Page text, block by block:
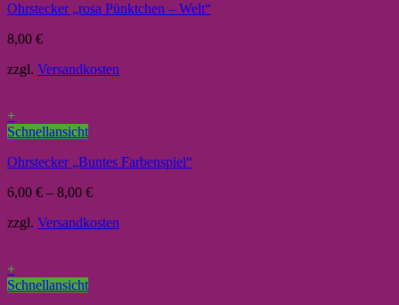
Ohrstecker „rosa Pünktchen – Welt“
8,00 €
zzgl. Versandkosten
+
Schnellansicht
Ohrstecker „Buntes Farbenspiel“
6,00 € – 8,00 €
zzgl. Versandkosten
+
Schnellansicht